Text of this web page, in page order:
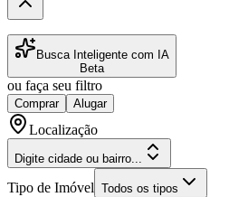
Busca Inteligente com IA
Beta
ou faça seu filtro
Comprar Alugar
Localização
Digite cidade ou bairro...
Tipo de Imóvel Todos os tipos